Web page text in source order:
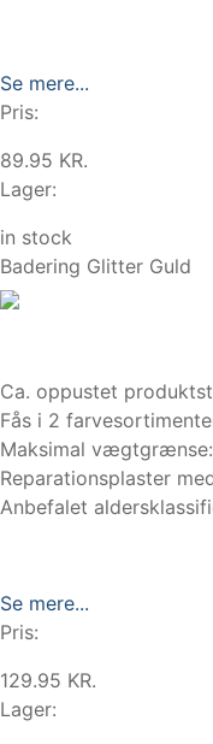
Se mere...
Pris:
89.95 KR.
Lager:
in stock
Badering Glitter Guld
Ca. oppustet
Fås i 2
Maksimal
Reparationsplaster
Anbefalet
Se mere...
Pris:
129.95 KR.
Lager: